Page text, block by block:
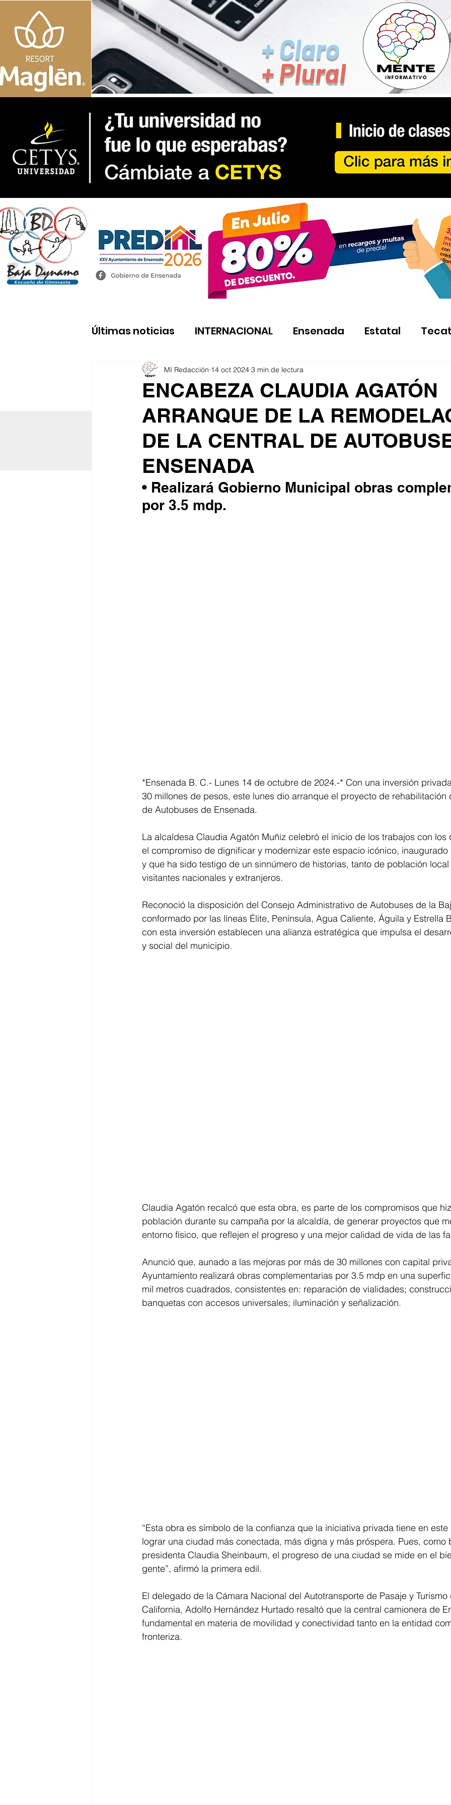
+ Claro
+ Plural
Últimas noticias INTERNACIONAL Ensenada Estatal
ENCABEZA CLAUDIA AGATÓN
ARRANQUE DE LA
DE LA CENTRAL DE
ENSENADA
MI Redacción 14 oct 2024 3 min de lectura
• Realizará Gobierno Municipal obras
por 3.5 mdp.
*Ensenada B. C.- Lunes 14 de octubre de 2024.-* Con una inversión
30 millones de pesos, este lunes dio arranque el proyecto de rehabilitación
de Autobuses de Ensenada.
La alcaldesa Claudia Agatón Muñiz celebró el inicio de los trabajos con los
el compromiso de dignificar y modernizar este espacio icónico, inaugurado
y que ha sido testigo de un sinnúmero de historias, tanto de población
visitantes nacionales y extranjeros.
Reconoció la disposición del Consejo Administrativo de Autobuses de la
conformado por las líneas Élite, Península, Agua Caliente, Águila y Estrella
con esta inversión establecen una alianza estratégica que impulsa el
y social del municipio.
Claudia Agatón recalcó que esta obra, es parte de los compromisos que
población durante su campaña por la alcaldía, de generar proyectos que
entorno físico, que reflejen el progreso y una mejor calidad de vida de las
Anunció que, aunado a las mejoras por más de 30 millones con capital
Ayuntamiento realizará obras complementarias por 3.5 mdp en una
mil metros cuadrados, consistentes en: reparación de vialidades;
banquetas con accesos universales; iluminación y señalización.
“Esta obra es símbolo de la confianza que la iniciativa privada tiene en
lograr una ciudad más conectada, más digna y más próspera. Pues, como
presidenta Claudia Sheinbaum, el progreso de una ciudad se mide en el
gente”, afirmó la primera edil.
El delegado de la Cámara Nacional del Autotransporte de Pasaje y Turismo
California, Adolfo Hernández Hurtado resaltó que la central camionera de
fundamental en materia de movilidad y conectividad tanto en la entidad
fronteriza.